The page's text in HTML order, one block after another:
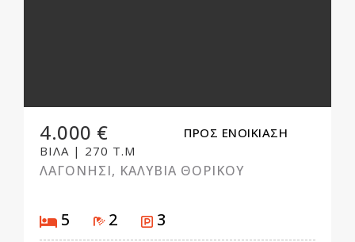
4.000 €
ΠΡΟΣ ΕΝΟΙΚΙΑΣΗ
ΒΙΛΑ | 270 Τ.Μ
ΛΑΓΟΝΗΣΙ, ΚΑΛΥΒΙΑ ΘΟΡΙΚΟΥ
Υπνοδωμάτια
5 Μπάνια
2 Parking
3